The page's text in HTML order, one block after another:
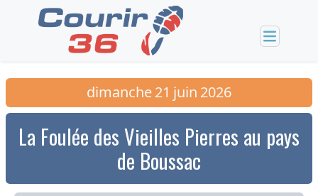
dimanche21 juin 2026
La Foulée des Vieilles Pierres au pays
de Boussac